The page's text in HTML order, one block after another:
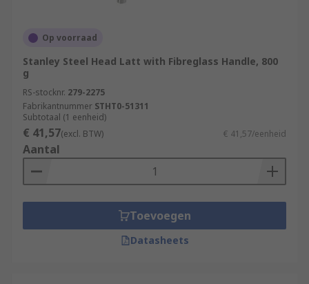
Op voorraad
Stanley Steel Head Latt with Fibreglass Handle, 800
g
RS-stocknr. 279-2275
Fabrikantnummer STHT0-51311
Subtotaal (1 eenheid)
€ 41,57(excl. BTW) € 41,57/eenheid
Aantal
Toevoegen
Datasheets